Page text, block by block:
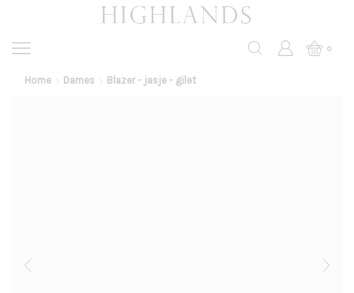
0
Home Dames Blazer - jasje - gilet